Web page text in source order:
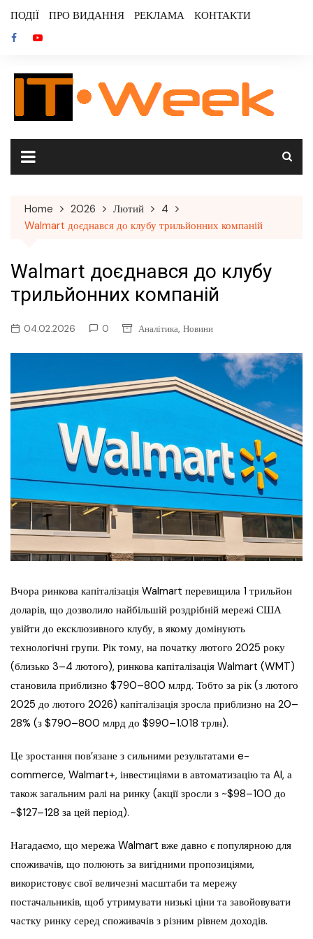
content
ПОДІЇ ПРО ВИДАННЯ РЕКЛАМА КОНТАКТИ
Home 2026 Лютий
4
Walmart доєднався до клубу трильйонних компаній
Walmart доєднався до клубу
трильйонних компаній
04.02.2026 0 Аналітика, Новини
Вчора ринкова капіталізація Walmart перевищила 1 трильйон
доларів, що дозволило найбільшій роздрібній мережі США
увійти до ексклюзивного клубу, в якому домінують
технологічні групи. Рік тому, на початку лютого 2025 року
(близько 3–4 лютого), ринкова капіталізація Walmart (WMT)
становила приблизно $790–800 млрд. Тобто за рік (з лютого
2025 до лютого 2026) капіталізація зросла приблизно на 20–
28% (з $790–800 млрд до $990–1.018 трлн).
Це зростання пов’язане з сильними результатами e-
commerce, Walmart+, інвестиціями в автоматизацію та AI, а
також загальним ралі на ринку (акції зросли з ~$98–100 до
~$127–128 за цей період).
Нагадаємо, що мережа Walmart вже давно є популярною для
споживачів, що полюють за вигідними пропозиціями,
використовує свої величезні масштаби та мережу
постачальників, щоб утримувати низькі ціни та завойовувати
частку ринку серед споживачів з різним рівнем доходів.